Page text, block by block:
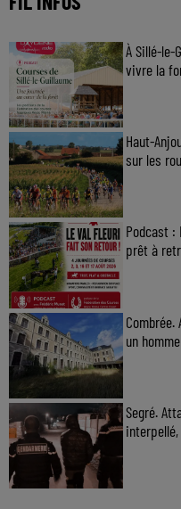
À Sillé-le-
vivre la
Haut-
sur les
Podcast :
prêt à
un
Segré.
interpellé,